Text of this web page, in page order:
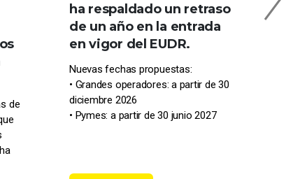
de
ha respaldado un retraso
de un año en la entrada
en vigor del EUDR.
Nuevas fechas propuestas:
• Grandes operadores: a partir de 30
diciembre 2026
• Pymes: a partir de 30 junio 2027